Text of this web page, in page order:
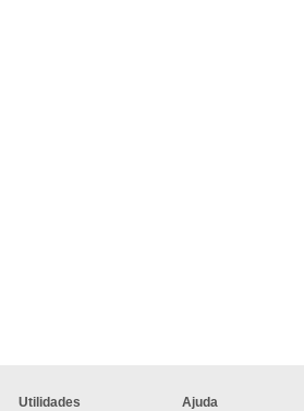
Utilidades
Ajuda